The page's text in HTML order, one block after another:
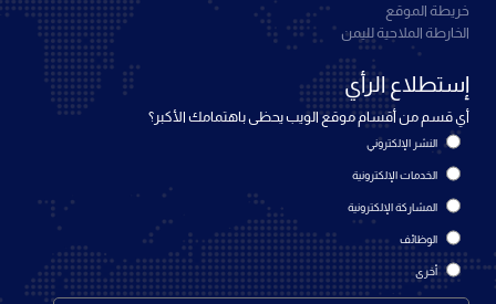
خريطة الموقع
الخارطة الملاحية لليمن
إستطلاع الرأي
أي قسم من أقسام موقع الويب يحظى باهتمامك الأكبر؟
النشر الإلكتروني
الخدمات الإلكترونية
المشاركة الإلكترونية
الوظائف
أخرى